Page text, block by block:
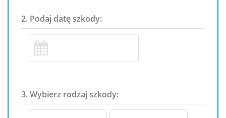
2. Podaj datę szkody:
3. Wybierz rodzaj szkody: